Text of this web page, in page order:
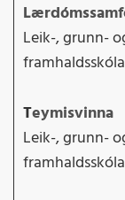
Leik-, grunn-
Teymisvinna
Leik-, grunn-